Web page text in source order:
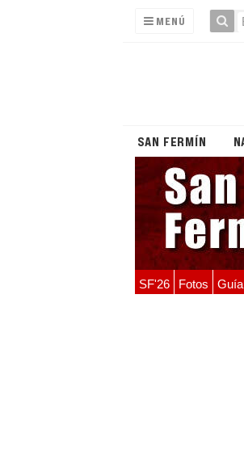
MENÚ
SAN FERMÍN
SF'26 Fotos Guía